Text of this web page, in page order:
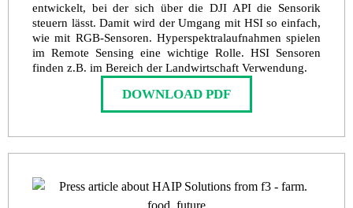
entwickelt, bei der sich über die DJI API die Sensorik
steuern lässt. Damit wird der Umgang mit HSI so einfach,
wie mit RGB-Sensoren. Hyperspektralaufnahmen spielen
im Remote Sensing eine wichtige Rolle. HSI Sensoren
finden z.B. im Bereich der Landwirtschaft Verwendung.
DOWNLOAD PDF